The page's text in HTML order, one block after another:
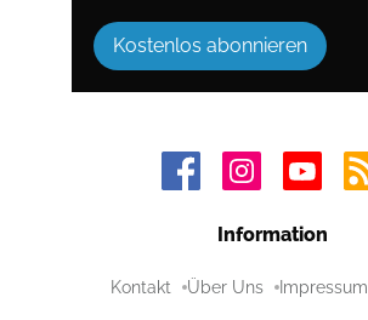
Kostenlos abonnieren
Information
Kontakt Über Uns Impressum